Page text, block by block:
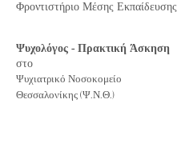
Φροντιστήριο Μέσης Εκπαίδευσης
Ψυχολόγος - Πρακτική Άσκηση
στο
Ψυχιατρικό Νοσοκομείο
Θεσσαλονίκης (Ψ.Ν.Θ.)